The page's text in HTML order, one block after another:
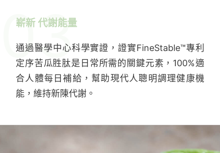
03
嶄新 代謝能量
通過醫學中心科學實證，證實FineStable™專利
定序苦瓜胜肽是日常所需的關鍵元素，100%適
合人體每日補給，幫助現代人聰明調理健康機
能，維持新陳代謝。